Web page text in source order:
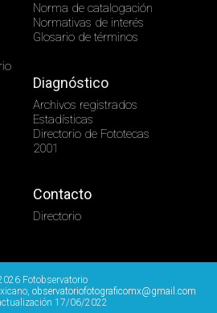
Norma de catalogación
Normativas de interés
Glosario de términos
Diagnóstico
Archivos registrados
Estadísticas
Directorio de Fototecas
2001
Contacto
Directorio
Fotobservatorio
observatoriofotograficomx@gmail.com
17/06/2022